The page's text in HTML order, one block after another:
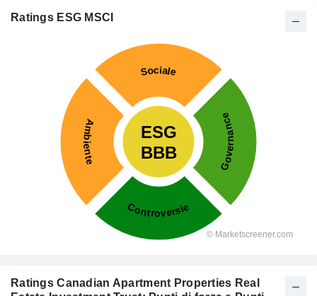
Ratings ESG MSCI
Ratings Canadian Apartment Properties Real